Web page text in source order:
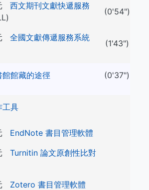
西文期刊文獻快遞服務
(0'54")
全國文獻傳遞服務系統
(1'43")
館館藏的途徑 (0'37")
工具
EndNote 書目管理軟體
Turnitin 論文原創性比對
Zotero 書目管理軟體